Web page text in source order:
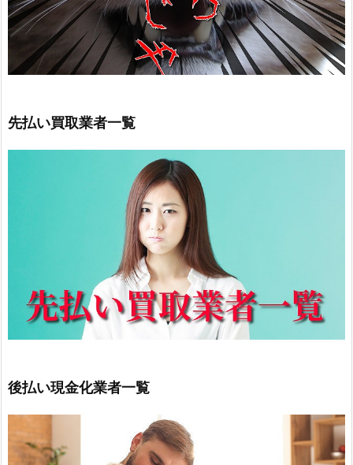
先払い買取業者一覧
後払い現金化業者一覧